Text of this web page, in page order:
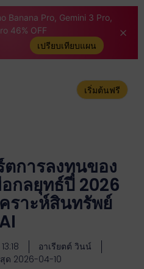
Banana Pro, Gemini 3 Pro,
46% OFF
เปรียบเทียบแผน
เริ่มต้นฟรี
การลงทุนของ
กลยุทธ์ปี 2026
ราะห์สินทรัพย์
AI
13:18
อาเรียตต์ วินน์
ด 2026-04-10